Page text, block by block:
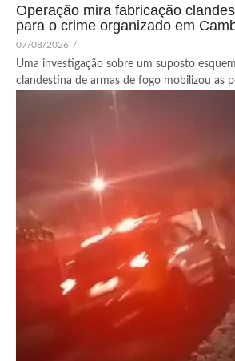
Operação mira fabricação
para o crime organizado em
07/08/2026 /
Uma investigação sobre um suposto
clandestina de armas de fogo mobilizou as